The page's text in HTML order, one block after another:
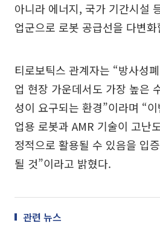
아니라 에너지, 국가 기간시설
업군으로 로봇 공급선을 다변
티로보틱스 관계자는 “방사성
업 현장 가운데서도 가장 높은
성이 요구되는 환경”이라며 “
업용 로봇과 AMR 기술이 고난
정적으로 활용될 수 있음을 입
될 것”이라고 밝혔다.
관련 뉴스